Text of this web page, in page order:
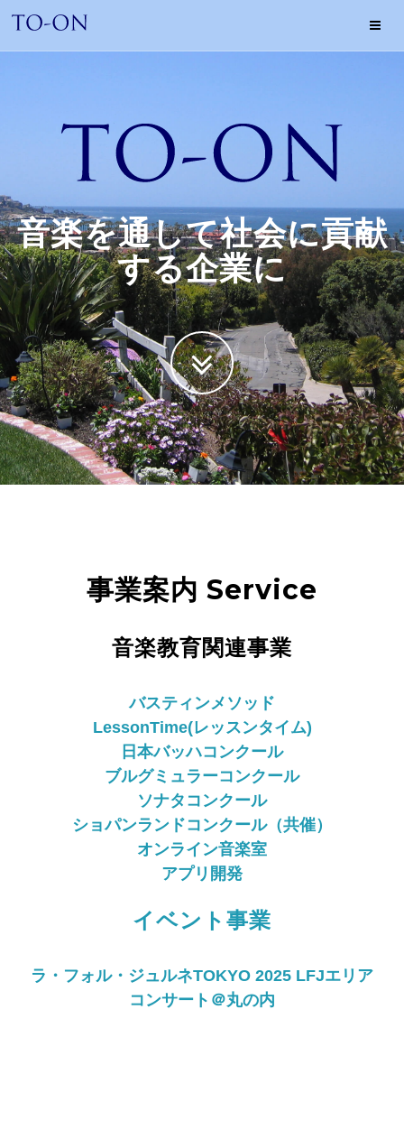
東
音楽を通して社会に貢献
する企業に
事業案内 Service
音楽教育関連事業
バスティンメソッド
LessonTime(レッスンタイム)
日本バッハコンクール
ブルグミュラーコンクール
ソナタコンクール
ショパンランドコンクール（共催）
オンライン音楽室
アプリ開発
イベント事業
ラ・フォル・ジュルネTOKYO 2025 LFJエリア
コンサート＠丸の内